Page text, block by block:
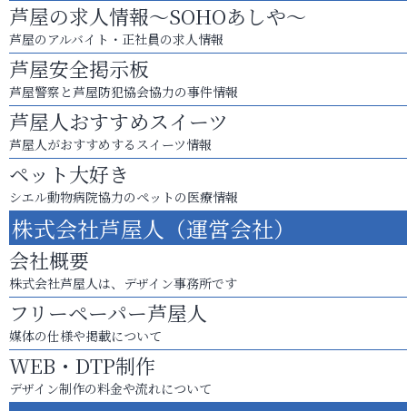
芦屋の求人情報～SOHOあしや～
芦屋のアルバイト・正社員の求人情報
芦屋安全掲示板
芦屋警察と芦屋防犯協会協力の事件情報
芦屋人おすすめスイーツ
芦屋人がおすすめするスイーツ情報
ペット大好き
シエル動物病院協力のペットの医療情報
株式会社芦屋人（運営会社）
会社概要
株式会社芦屋人は、デザイン事務所です
フリーペーパー芦屋人
媒体の仕様や掲載について
WEB・DTP制作
デザイン制作の料金や流れについて